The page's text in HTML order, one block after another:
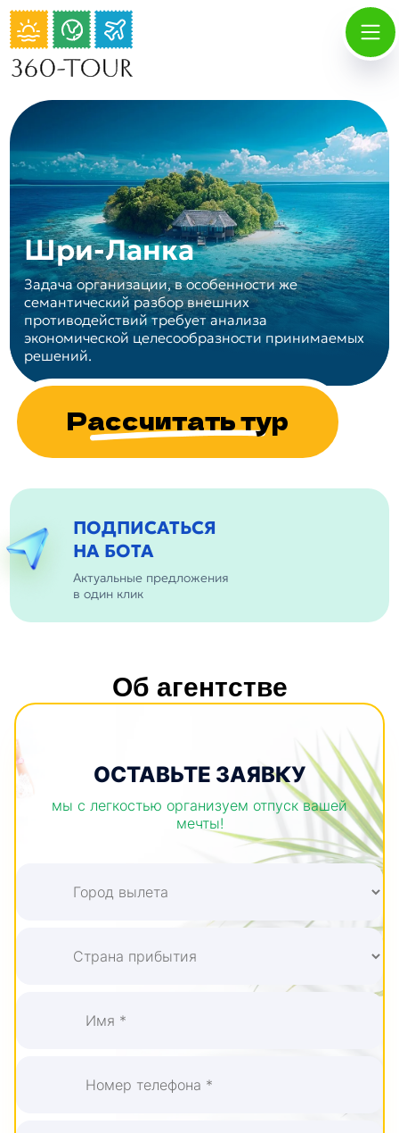
Рассчитать тур
Шри-Ланка
Задача организации, в особенности же
семантический разбор внешних
противодействий требует анализа
экономической целесообразности принимаемых
решений.
ПОДПИСАТЬСЯ
НА БОТА
Актуальные предложения
в один клик
Об агентстве
ОСТАВЬТЕ ЗАЯВКУ
мы с легкостью организуем отпуск вашей
мечты!